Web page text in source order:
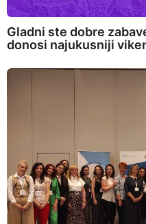
Gladni ste dobre
donosi najukusniji